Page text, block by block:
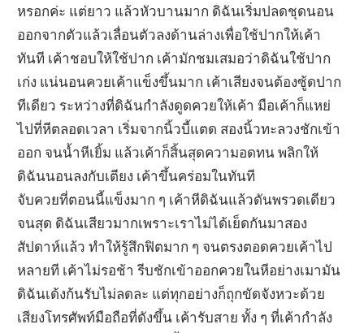
หรอกค่ะ แต่ยาว แล้วหัวบานมาก ดิฉันเริ่มปลดชุดนอน
ออกจากตัวแล้วเลื่อนตัวลงด้านล่างเพื่อใช้ปากให้เค้า
ทันที เค้าชอบให้ใช้ปาก เค้ามักชมเสมอว่าดิฉันใช้ปาก
เก่ง แน่นอนควยเค้าแข็งขึ้นมาก เค้าเสียงจนต้องซู้ดปาก
ทีเดียว ระหว่างที่ดิฉันกำลังดูดควยให้เค้า มือเค้าก็แหย่
ไปที่หีตลอดเวลา เริ่มจากนิ้วบี้แตด สองนิ้วทะลวงชักเข้า
ออก จนน้ำหีเยิ้ม แล้วเค้าก็สิ้นสุดความอดทน พลิกให้
ดิฉันนอนลงกับเตียง เค้าขึ้นคร่อมในทันที
จับควยที่ตอนนี้แข็งมาก ๆ เค้าหีดิฉันแล้วดันพรวดเดียว
จนสุด ดิฉันเสียวมากเพราะเราไม่ได้เย็ดกันมาสอง
สัปดาห์แล้ว ทำให้รู้สึกฟิตมาก ๆ จนตรงตอดควยเค้าไป
หลายที เค้าไม่รอช้า รีบชักเข้าออกควยในหีอย่างเมามัน
ดิฉันเด้งก้นรับไม่ลดละ แต่ทุกอย่างก็ถุกขัดจังหวะด้วย
เสียงโทรศัพท์มือถือที่ดังขึ้น เค้ารับสาย ทั้ง ๆ ที่เค้ากำลัง